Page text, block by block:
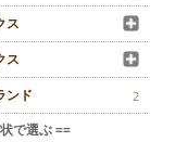
ス
ス
ンド
2
で選ぶ ==